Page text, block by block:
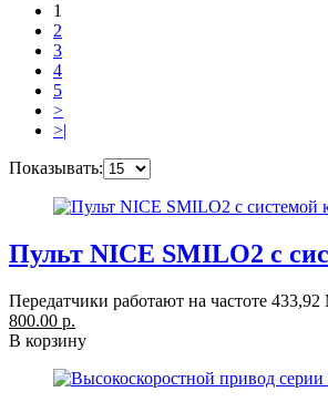
1
2
3
4
5
>
>|
Показывать:
Пульт NICE SMILO2 с
Передатчики работают на частоте
800.00 р.
В корзину